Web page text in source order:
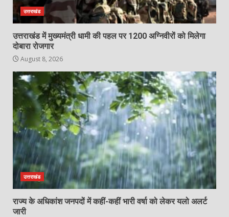
उत्तराखंड
उत्तराखंड में मुख्यमंत्री धामी की पहल पर 1200 अग्निवीरों को मिलेगा
दोबारा रोजगार
August 8, 2026
उत्तराखंड
राज्य के अधिकांश जनपदों में कहीं-कहीं भारी वर्षा को लेकर यलो अलर्ट
जारी